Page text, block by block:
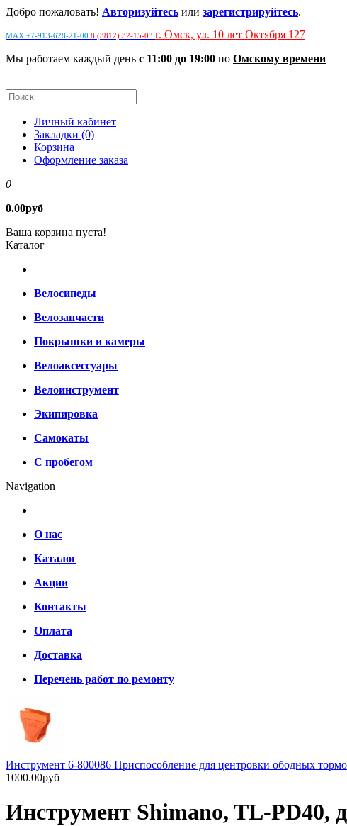
Добро пожаловать! Авторизуйтесь или зарегистрируйтесь.
MAX +7-913-628-21-00 8 (3812) 32-15-03 г. Омск, ул. 10 лет Октября 127
Мы работаем каждый день с 11:00 до 19:00 по Омскому времени
Личный кабинет
Закладки (0)
Корзина
Оформление заказа
0
0.00руб
Ваша корзина пуста!
Каталог
Велосипеды
Велозапчасти
Покрышки и камеры
Велоаксессуары
Велоинструмент
Экипировка
Самокаты
С пробегом
Navigation
О нас
Каталог
Акции
Контакты
Оплата
Доставка
Перечень работ по ремонту
Инструмент 6-800086 Приспособление для центровки ободных
1000.00руб
Инструмент Shimano, TL-PD40,